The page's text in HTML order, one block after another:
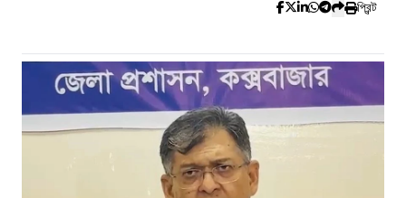
প্রিন্ট